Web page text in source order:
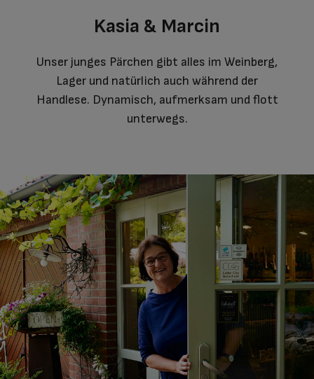
Kasia & Marcin
Unser junges Pärchen gibt alles im Weinberg,
Lager und natürlich auch während der
Handlese. Dynamisch, aufmerksam und flott
unterwegs.